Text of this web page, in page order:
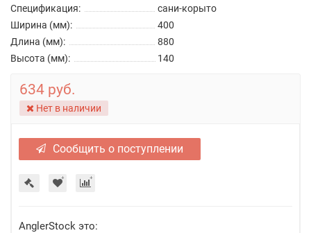
Спецификация:
сани-корыто
Ширина (мм):
400
Длина (мм):
880
Высота (мм):
140
634 руб.
Нет в наличии
Сообщить о поступлении
AnglerStock это: